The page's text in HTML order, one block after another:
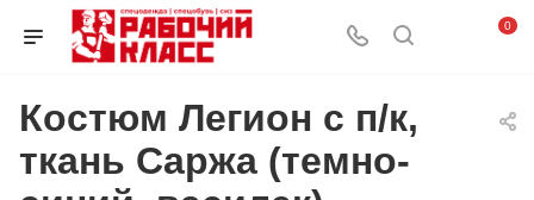
0
Костюм Легион с п/к,
ткань Саржа (темно-